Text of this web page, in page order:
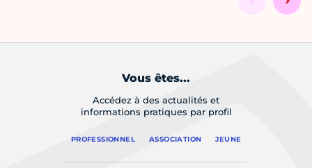
Vous êtes...
Accédez à des actualités et
informations pratiques par profil
PROFESSIONNEL ASSOCIATION JEUNE